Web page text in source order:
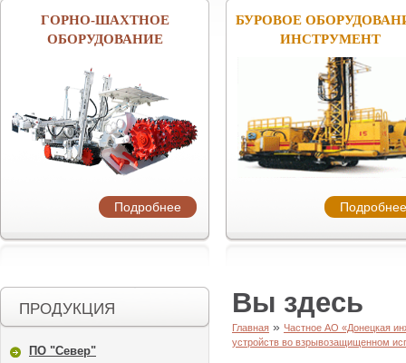
ГОРНО-ШАХТНОЕ
ОБОРУДОВАНИЕ
Подробнее
БУРОВОЕ
ИНСТРУМЕНТ
Подробнее
ПРОДУКЦИЯ
ПО "Север"
Вы здесь
Главная » Частное АО «Донецкая
устройств во взрывозащищенном